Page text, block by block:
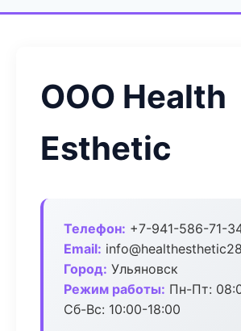
ООО Health
Esthetic
Телефон: +7-941-586-71-
Email:
Город: Ульяновск
Режим работы: Пн-Пт:
Сб-Вс: 10:00-18:00